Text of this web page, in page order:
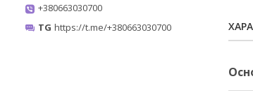
+380663030700
TG https://t.me/+380663030700